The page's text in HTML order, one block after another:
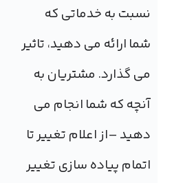
نسبت به خدماتی که
شما ارائه می دهید، تاثیر
می گذارد. مشتریان به
آنچه که شما انجام می
دهید –از اعلام تغییر تا
اتمام پیاده سازی تغییر